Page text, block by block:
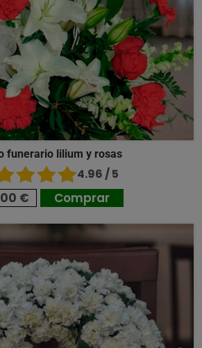
funerario lilium y rosas
4.96 / 5
€ Comprar